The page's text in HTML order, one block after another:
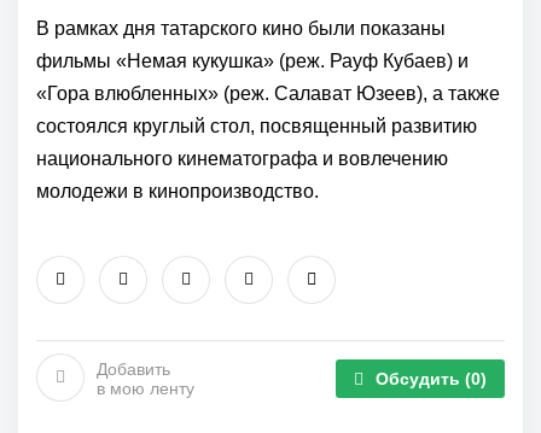
В рамках дня татарского кино были показаны
фильмы «Немая кукушка» (реж. Рауф Кубаев) и
«Гора влюбленных» (реж. Салават Юзеев), а также
состоялся круглый стол, посвященный развитию
национального кинематографа и вовлечению
молодежи в кинопроизводство.
Добавить
в мою ленту
Обсудить (0)